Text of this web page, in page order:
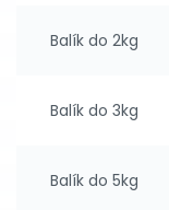
Balík do 2kg
Balík do 3kg
Balík do 5kg